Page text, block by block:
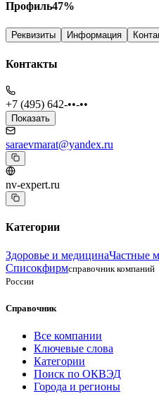
Профиль47%
Реквизиты Информация
Контакты
+7 (495) 642-••-••
Показать
saraevmarat@yandex.ru
nv-expert.ru
Категории
Здоровье и медицинаЧастные
Списокфирмсправочник компаний
России
Справочник
Все компании
Ключевые слова
Категории
Поиск по ОКВЭД
Города и регионы